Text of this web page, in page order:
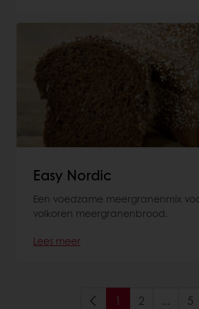
Easy Nordic
Een voedzame meergranenmix
volkoren meergranenbrood.
Lees meer
1 2 ... 5